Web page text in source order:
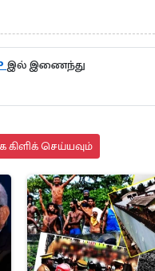
இல் இணைந்து
செய்யவும்